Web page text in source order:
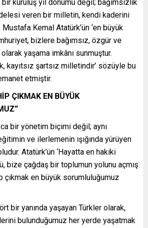
kuruluş yıl dönümü değil; bağımsızlık
veren bir milletin, kendi kaderini
Kemal Atatürk’ün ‘en büyük
bizlere bağımsız, özgür ve
yaşama imkânı sunmuştur.
kayıtsız şartsız milletindir’ sözüyle bu
etmiştir.
ÇIKMAK EN BÜYÜK
bir yönetim biçimi değil; aynı
ve ilerlemenin ışığında yürüyen
Atatürk’ün ‘Hayatta en hakiki
bize çağdaş bir toplumun yolunu açmış
çıkmak en büyük sorumluluğumuz
bir yanında yaşayan Türkler olarak,
bulunduğumuz her yerde yaşatmak